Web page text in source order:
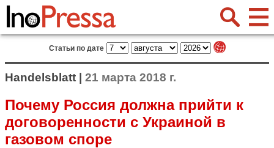
Статьи по дате
Handelsblatt | 21 марта 2018 г.
Почему Россия должна прийти к
договоренности с Украиной в
газовом споре